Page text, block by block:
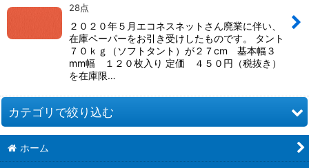
28点
２０２０年５月エコネスネットさん廃業に伴い、
在庫ペーパーをお引き受けしたものです。 タント
７０ｋｇ（ソフトタント）が２７cm 基本幅３
mm幅 １２０枚入り 定価 ４５０円（税抜き）
を在庫限…
カテゴリで絞り込む
ショップ❤オリジナル (全商品)
ホーム